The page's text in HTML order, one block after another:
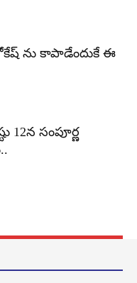
ను కాపాడేందుకే ఈ
12న సంపూర్ణ